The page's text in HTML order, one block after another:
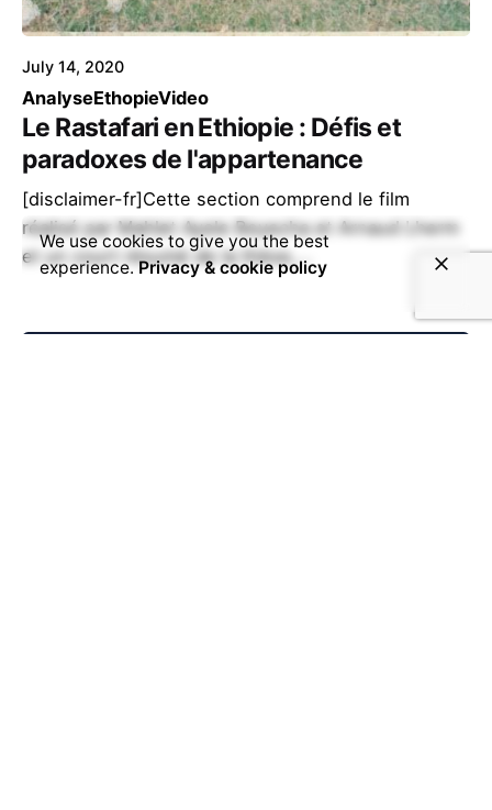
July 14, 2020
AnalyseEthopieVideo
Le Rastafari en Ethiopie : Défis et
paradoxes de l'appartenance
[disclaimer-fr]Cette section comprend le film
réalisé par Mahlet Ayele Beyecha et Arnaud Lherm
et un court résumé de la thèse,...
We use cookies to give you the best
experience.Privacy & cookie policy